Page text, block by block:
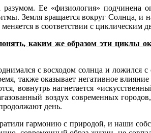
разумом. Ее «физиология» подчинена
Земля вращается вокруг Солнца, и
в соответствии с
каким же образом эти циклы
с восходом солнца и ложился
также оказывает негативное
вовнутрь нагнетается
воздух современных
день.
гармонию с природой, и наши